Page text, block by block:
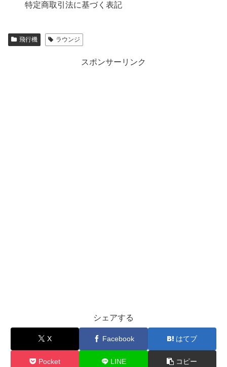
特定商取引法に基づく表記
飛行機 ラウンジ
スポンサーリンク
シェアする
X Facebook はてブ
Pocket LINE コピー